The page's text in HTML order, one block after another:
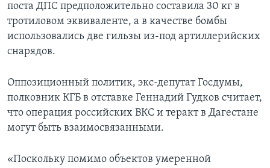
поста ДПС предположительно составила 30 кг в
тротиловом эквиваленте, а в качестве бомбы
использовались две гильзы из-под артиллерийских
снарядов.
Оппозиционный политик, экс-депутат Госдумы,
полковник КГБ в отставке Геннадий Гудков считает,
что операция российских ВКС и теракт в Дагестане
могут быть взаимосвязанными.
«Поскольку помимо объектов умеренной